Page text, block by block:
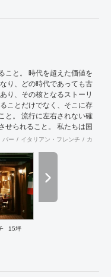
、株式会社TOUCH TO
、ANA FESTA株式会社、
モニーなどの無人決済デ
、桂由美ブライダルハウス
数。
こと。 時代を超えた価値を
り、どの時代であっても古
り、その核となるストーリ
ことだけでなく、そこに存
と。 流行に左右されない確
せられること。 私たちは国
、 柔軟に設計デザインする
バー イタリアン・フレンチ カフェ
15坪